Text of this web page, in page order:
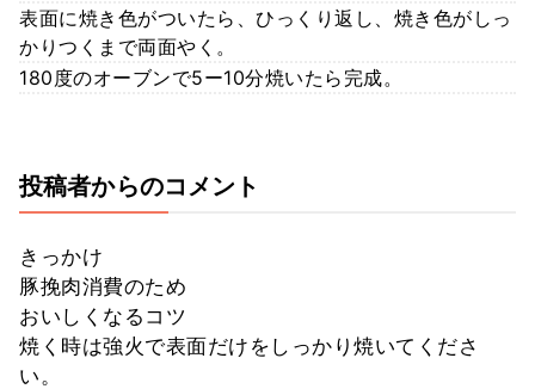
表面に焼き色がついたら、ひっくり返し、焼き色がしっ
かりつくまで両面やく。
180度のオーブンで5ー10分焼いたら完成。
投稿者からのコメント
きっかけ
豚挽肉消費のため
おいしくなるコツ
焼く時は強火で表面だけをしっかり焼いてくださ
い。